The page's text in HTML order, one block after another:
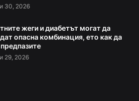
30, 2026
жеги и диабетът могат да
опасна комбинация, ето как да
29, 2026